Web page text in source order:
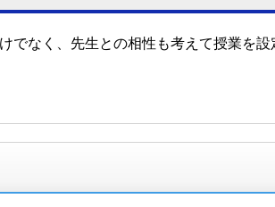
でなく、先生との相性も考えて授業を